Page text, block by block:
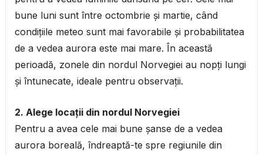
bune luni sunt între octombrie și martie, când
condițiile meteo sunt mai favorabile și probabilitatea
de a vedea aurora este mai mare. În această
perioadă, zonele din nordul Norvegiei au nopți lungi
și întunecate, ideale pentru observații.
2. Alege locații din nordul Norvegiei
Pentru a avea cele mai bune șanse de a vedea
aurora boreală, îndreaptă-te spre regiunile din